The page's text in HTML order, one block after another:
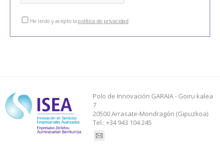
He leído y acepto la política de privacidad
Polo de Innovación GARAIA - Goiru kalea
7
20500 Arrasate-Mondragón (Gipuzkoa)
Tel.: +34 943 104 245
Find us on: